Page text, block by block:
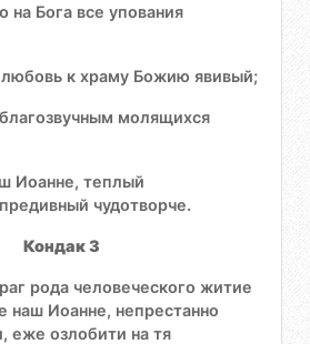
на Бога все упования
любовь к храму Божию явивый;
молящихся
Иоанне, теплый
чудотворче.
Кондак 3
рода человеческого житие
наш Иоанне, непрестанно
еже озлобити на тя